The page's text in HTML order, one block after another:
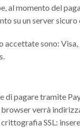
al momento del
su un server sicuro
accettate sono:
di pagare tramite
verrà
SSL: